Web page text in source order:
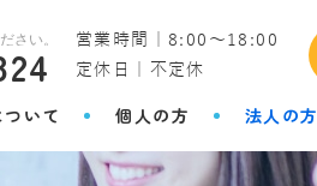
営業時間｜8:00～18:00
定休日｜不定休
いて 個人の方 法人の方